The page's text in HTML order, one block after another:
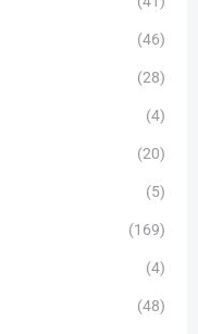
(46)
(28)
(4)
(20)
(5)
(169)
(4)
(48)